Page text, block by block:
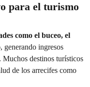
para el turismo
como el buceo, el
generando ingresos
destinos turísticos
de los arrecifes como